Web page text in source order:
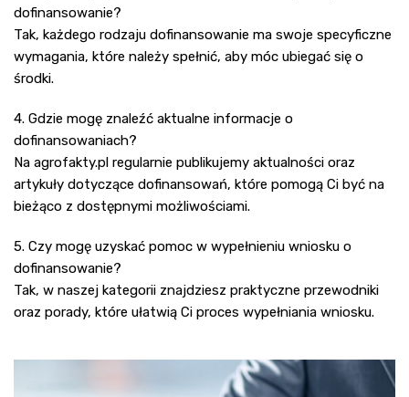
dofinansowanie?
Tak, każdego rodzaju dofinansowanie ma swoje specyficzne
wymagania, które należy spełnić, aby móc ubiegać się o
środki.
4. Gdzie mogę znaleźć aktualne informacje o
dofinansowaniach?
Na agrofakty.pl regularnie publikujemy aktualności oraz
artykuły dotyczące dofinansowań, które pomogą Ci być na
bieżąco z dostępnymi możliwościami.
5. Czy mogę uzyskać pomoc w wypełnieniu wniosku o
dofinansowanie?
Tak, w naszej kategorii znajdziesz praktyczne przewodniki
oraz porady, które ułatwią Ci proces wypełniania wniosku.